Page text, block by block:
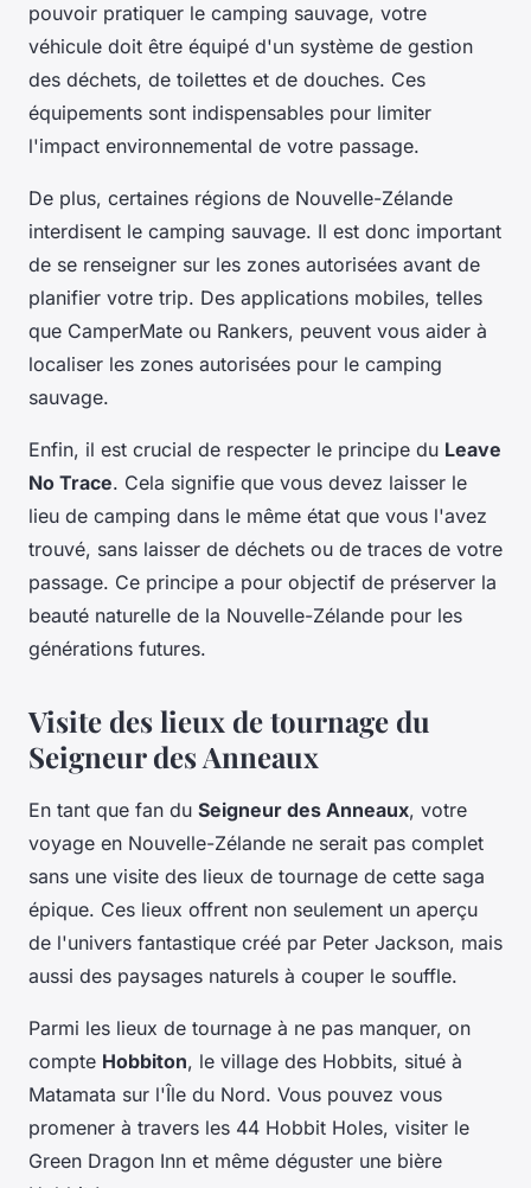
pouvoir pratiquer le camping sauvage, votre
véhicule doit être équipé d'un système de gestion
des déchets, de toilettes et de douches. Ces
équipements sont indispensables pour limiter
l'impact environnemental de votre passage.
De plus, certaines régions de Nouvelle-Zélande
interdisent le camping sauvage. Il est donc important
de se renseigner sur les zones autorisées avant de
planifier votre trip. Des applications mobiles, telles
que CamperMate ou Rankers, peuvent vous aider à
localiser les zones autorisées pour le camping
sauvage.
Enfin, il est crucial de respecter le principe du Leave
No Trace. Cela signifie que vous devez laisser le
lieu de camping dans le même état que vous l'avez
trouvé, sans laisser de déchets ou de traces de votre
passage. Ce principe a pour objectif de préserver la
beauté naturelle de la Nouvelle-Zélande pour les
générations futures.
Visite des lieux de tournage du
Seigneur des Anneaux
En tant que fan du Seigneur des Anneaux, votre
voyage en Nouvelle-Zélande ne serait pas complet
sans une visite des lieux de tournage de cette saga
épique. Ces lieux offrent non seulement un aperçu
de l'univers fantastique créé par Peter Jackson, mais
aussi des paysages naturels à couper le souffle.
Parmi les lieux de tournage à ne pas manquer, on
compte Hobbiton, le village des Hobbits, situé à
Matamata sur l'Île du Nord. Vous pouvez vous
promener à travers les 44 Hobbit Holes, visiter le
Green Dragon Inn et même déguster une bière